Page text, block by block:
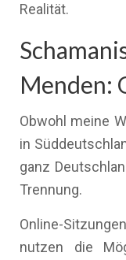
Realität.
Menden:
Obwohl meine
in
ganz
Trennung.
Online-
nutzen die